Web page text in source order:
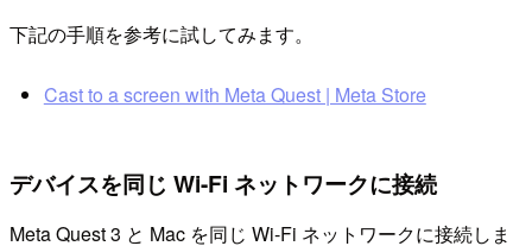
下記の手順を参考に試してみます。
Cast to a screen with Meta Quest | Meta Store
デバイスを同じ Wi-Fi ネットワークに接続
Meta Quest 3 と Mac を同じ Wi-Fi ネットワークに接続しま